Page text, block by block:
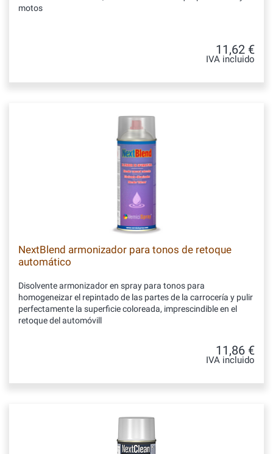
motos
11,62 €
IVA incluido
NextBlend armonizador para tonos de retoque
automático
Disolvente armonizador en spray para tonos para
homogeneizar el repintado de las partes de la carrocería y pulir
perfectamente la superficie coloreada, imprescindible en el
retoque del automóvill
11,86 €
IVA incluido